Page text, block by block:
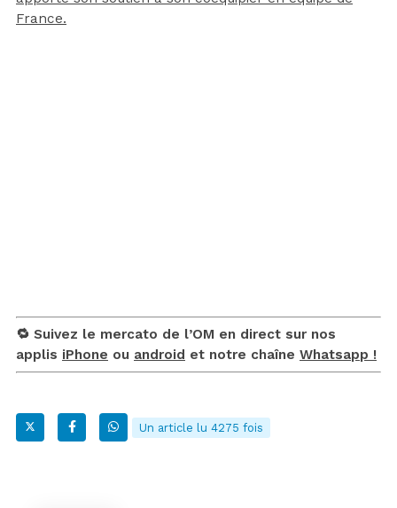
France.
🔁 Suivez le mercato de l’OM en direct sur nos
applis iPhone ou android et notre chaîne Whatsapp !
Un article lu 4275 fois